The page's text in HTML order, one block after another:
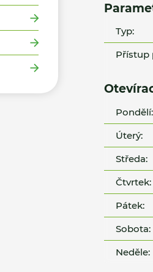
Typ:
Přístup
Pondělí:
Úterý:
Středa:
Čtvrtek:
Pátek:
Sobota:
Neděle: